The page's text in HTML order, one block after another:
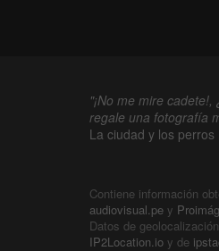
"¡No me mire
regale una fotografía
La ciudad y los perros
Contiene información
audiovisual.pe y
Datos de
IP2Location.io y de